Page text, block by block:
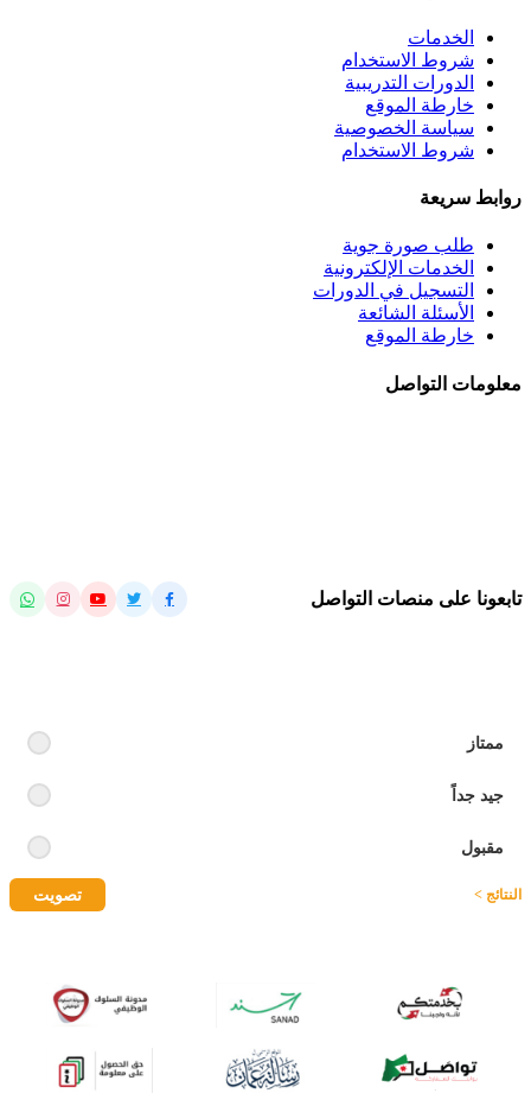
الخدمات
شروط الاستخدام
الدورات التدريبية
خارطة الموقع
سياسة الخصوصية
شروط الاستخدام
روابط سريعة
طلب صورة جوية
الخدمات الإلكترونية
التسجيل في الدورات
الأسئلة الشائعة
خارطة الموقع
معلومات التواصل
تابعونا على منصات التواصل
ممتاز
جيد جداً
مقبول
تصويت النتائج >